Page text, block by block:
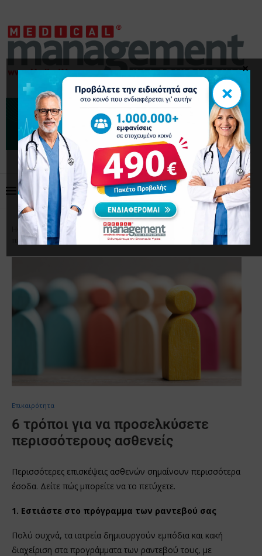
Home Επικαιρότητα
6 τρόποι για να προσελκύσετε
περισσότερους ασθενείς
Επικαιρότητα
6 τρόποι για να προσελκύσετε
περισσότερους ασθενείς
Περισσότερες επισκέψεις ασθενών σημαίνουν περισσότερα
έσοδα. Δείτε πώς μπορείτε να το πετύχετε.
1. Εστιάστε στο πρόγραμμα των ραντεβού σας
Πολύ συχνά, τα ιατρεία δημιουργούν εμπόδια και κακή
διαχείριση στα προγράμματα των ραντεβού τους, με
×
×